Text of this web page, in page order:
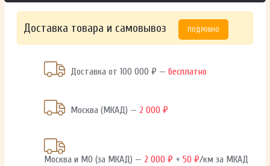
Доставка товара и самовывоз ПОДРОБНО
Доставка от 100 000 ₽ —бесплатно
Москва (МКАД) — 2 000 ₽
Москва и МО (за МКАД) — 2 000 ₽ +50 ₽/км за МКАД